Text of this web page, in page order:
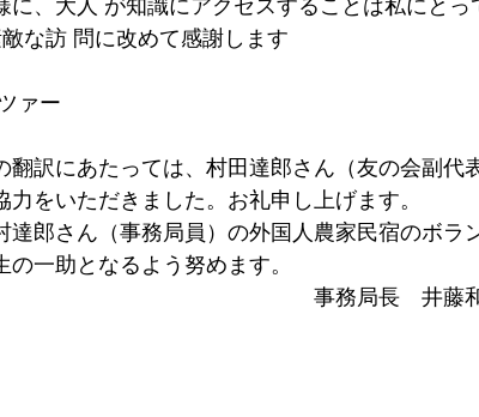
に、大人 が知識にアクセスすることは私にと
な訪 問に改めて感謝します
ァー
訳にあたっては、村田達郎さん（友の会副代
をいただきました。お礼申し上げます。
達郎さん（事務局員）の外国人農家民宿のボラ
生の一助となるよう努めます。
長　井藤和